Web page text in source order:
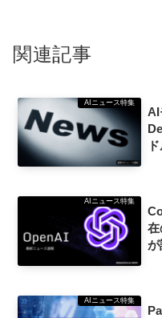
関連記事
AIニュース特集
AI
AIニュース特集
在
が
AIニュース特集